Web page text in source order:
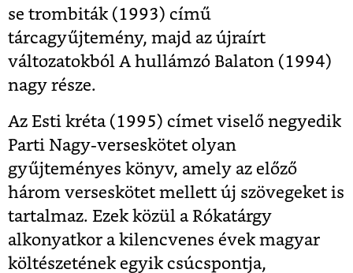
se trombiták (1993) című
tárcagyűjtemény, majd az újraírt
változatokból A hullámzó Balaton (1994)
nagy része.
Az Esti kréta (1995) címet viselő negyedik
Parti Nagy-verseskötet olyan
gyűjteményes könyv, amely az előző
három verseskötet mellett új szövegeket is
tartalmaz. Ezek közül a Rókatárgy
alkonyatkor a kilencvenes évek magyar
költészetének egyik csúcspontja,